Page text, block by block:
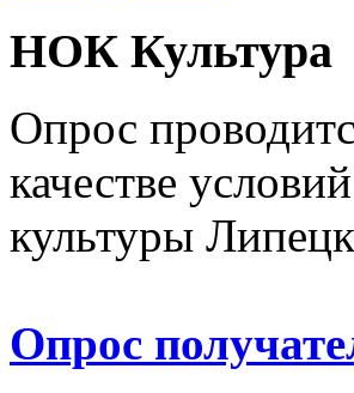
НОК Культура
Опрос
качестве
культуры
Опрос